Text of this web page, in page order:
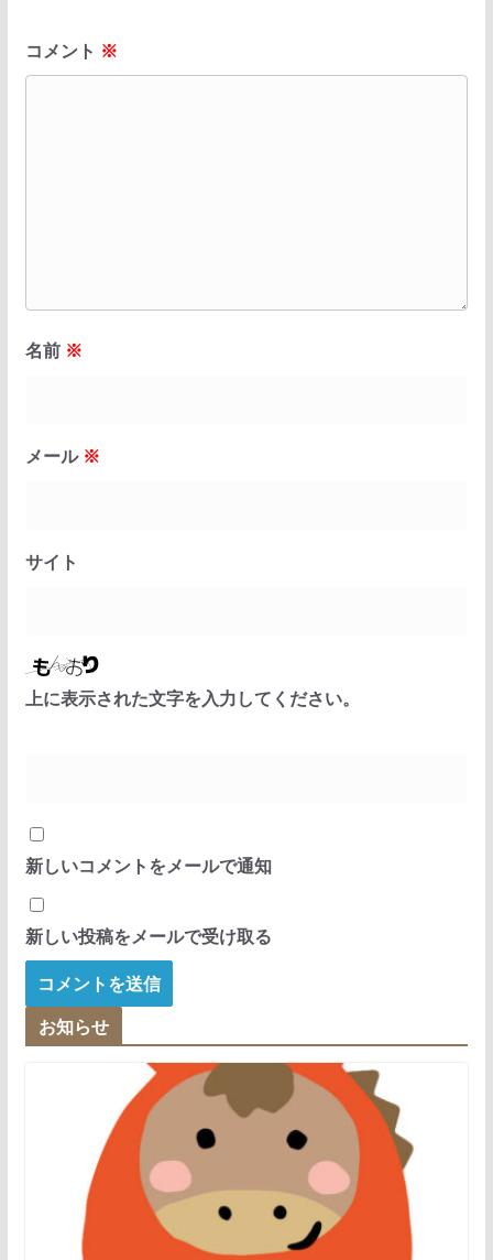
コメント ※
名前 ※
メール ※
サイト
上に表示された文字を入力してください。
新しいコメントをメールで通知
新しい投稿をメールで受け取る
お知らせ